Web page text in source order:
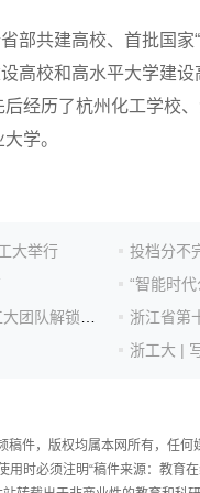
共建高校、首批国家“
高校和高水平大学建
经历了杭州化工学校
学。
大举行
浙江省第
浙工大 |
件，版权均属本网所有，任
时必须注明“稿件来源：教育在